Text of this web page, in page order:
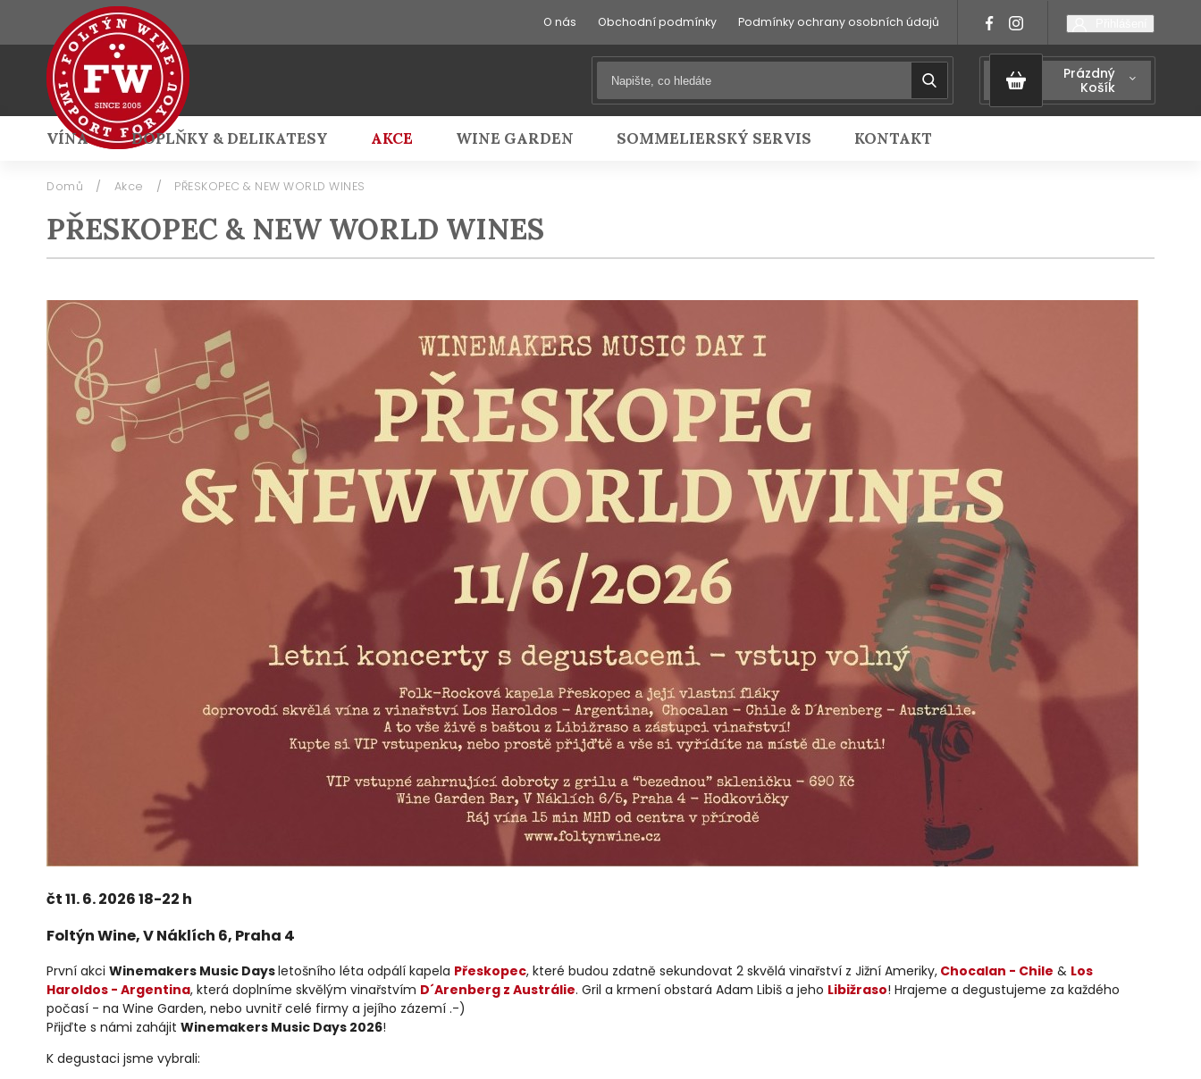
O nás Obchodní podmínky Podmínky ochrany osobních údajů
Prázdný
Košík
VÍNA DOPLŇKY & DELIKATESY AKCE WINE GARDEN SOMMELIERSKÝ SERVIS KONTAKT
Přihlášení
Domů / Akce / PŘESKOPEC & NEW WORLD WINES
PŘESKOPEC & NEW WORLD WINES
čt 11. 6. 2026 18-22 h
Foltýn Wine, V Náklích 6, Praha 4
První akci Winemakers Music Daysletošního léta odpálí kapela Přeskopec, které budou zdatně sekundovat 2 skvělá vinařství z Jižní Ameriky, Chocalan - Chile & Los
Haroldos - Argentina, která doplníme skvělým vinařstvím D´Arenberg z Austrálie. Gril a krmení obstará Adam Libiš a jeho Libižraso! Hrajeme a degustujeme za každého
počasí - na Wine Garden, nebo uvnitř celé firmy a jejího zázemí .-)
Přijďte s námi zahájit Winemakers Music Days 2026!
K degustaci jsme vybrali: